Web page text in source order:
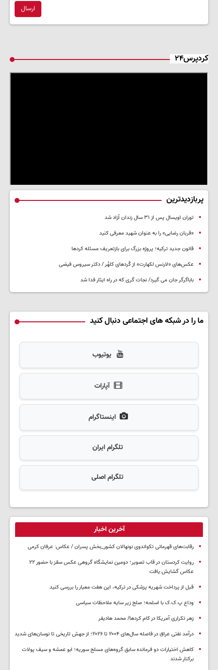
ارسال
کردپرس۲۴
پربازدیدترین
توران اویسال پس از ۳۱ سال زندان آزاد شد
«قربان رضایی» را به عنوان شهید معرفی کنید
قانون جدید ترکیه؛ پروژه بزرگ‌ برای بازتعریف مسئله کردها
عکس‌های «لارنس لکهارت» از کُردهای کلهُر / دکتر سیروس فیضی
باباگرگر جان می گیرد/ نجات گری که در راه ایثار فدا شد
ما را در شبکه های اجتماعی دنبال کنید
یوتیوب
آپارات
اینستاگرام
تلگرام ایران
تلگرام اصلی
آخرین اخبار
رقابت‌های قهرمانی تکواندوی نونهالان کشور_بخش پسران / عکاس: عرفان کرمی
روایت کردستان در قاب تصویر؛ دومین نمایشگاه گروهی عکس سقز با حضور ۲۲
عکاس گشایش یافت
قبل از پرداخت شهریه پزشکی در ترکیه، این هفت معیار را بررسی کنید
وداع پ.ک.ک با اسلحه؛ صلح زیر سایه ملاحظات سیاسی
زهر تکراری آمریکا در کام کردها/ محمد هادیفر
درآمد نفتی عراق در فاصله سال‌های ۲۰۰۴ تا ۲۰۲۶؛ از جهش تاریخی تا نوسان‌های شدید
کاهش اختیارات دو فرمانده سابق گروه‌های مسلح سوریه؛ ابو عمشه و سیف پولات
برکنار شدند